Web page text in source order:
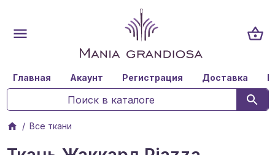
Главная Акаунт Регистрация Доставка
Все ткани